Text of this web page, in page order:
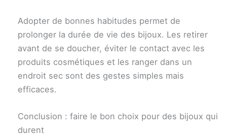
Adopter de bonnes habitudes permet de
prolonger la durée de vie des bijoux. Les retirer
avant de se doucher, éviter le contact avec les
produits cosmétiques et les ranger dans un
endroit sec sont des gestes simples mais
efficaces.
Conclusion : faire le bon choix pour des bijoux qui
durent